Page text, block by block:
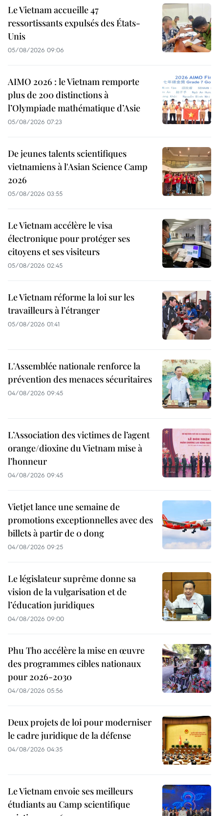
Le Vietnam accueille 47
ressortissants expulsés des États-
Unis
05/08/2026 09:06
AIMO 2026 : le Vietnam remporte
plus de 200 distinctions à
l’Olympiade mathématique d’Asie
05/08/2026 07:23
De jeunes talents scientifiques
vietnamiens à l'Asian Science Camp
2026
05/08/2026 03:55
Le Vietnam accélère le visa
électronique pour protéger ses
citoyens et ses visiteurs
05/08/2026 02:45
Le Vietnam réforme la loi sur les
travailleurs à l’étranger
05/08/2026 01:41
L'Assemblée nationale renforce la
prévention des menaces sécuritaires
04/08/2026 09:45
L’Association des victimes de l’agent
orange/dioxine du Vietnam mise à
l’honneur
04/08/2026 09:45
Vietjet lance une semaine de
promotions exceptionnelles avec des
billets à partir de 0 dong
04/08/2026 09:25
Le législateur suprême donne sa
vision de la vulgarisation et de
l’éducation juridiques
04/08/2026 09:00
Phu Tho accélère la mise en œuvre
des programmes cibles nationaux
pour 2026-2030
04/08/2026 05:56
Deux projets de loi pour moderniser
le cadre juridique de la défense
04/08/2026 04:35
Le Vietnam envoie ses meilleurs
étudiants au Camp scientifique